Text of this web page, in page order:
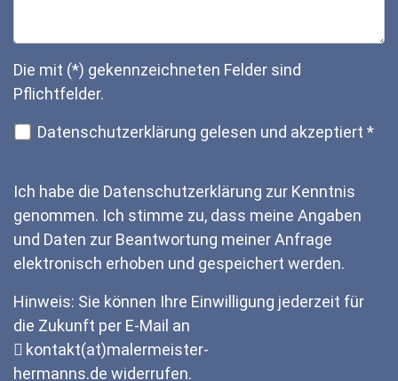
Die mit (*) gekennzeichneten Felder sind
Pflichtfelder.
Datenschutzerklärung gelesen und akzeptiert *
Ich habe die Datenschutzerklärung zur Kenntnis
genommen. Ich stimme zu, dass meine Angaben
und Daten zur Beantwortung meiner Anfrage
elektronisch erhoben und gespeichert werden.
Hinweis: Sie können Ihre Einwilligung jederzeit für
die Zukunft per E-Mail an
kontakt(at)malermeister-
hermanns.de widerrufen.